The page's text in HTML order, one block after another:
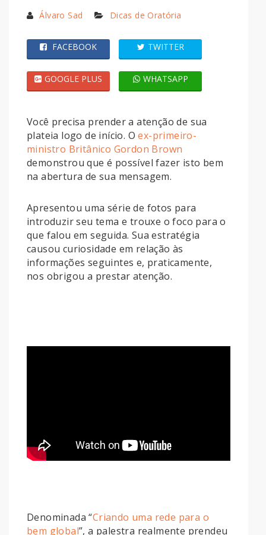
Álvaro Sad Dicas de Oratória
FACEBOOK TWITTER
GOOGLE PLUS WHATSAPP
Você precisa prender a atenção de sua
plateia logo de início. Oex-primeiro-
ministro Britânico Gordon Brown
demonstrou que é possível fazer isto bem
na abertura de sua mensagem.
Apresentou uma série de fotos para
introduzir seu tema e trouxe o foco para o
que falou em seguida. Sua estratégia
causou curiosidade em relação às
informações seguintes e, praticamente,
nos obrigou a prestar atenção.
Denominada “Criando uma rede para o
bem global”, a palestra realmente prendeu